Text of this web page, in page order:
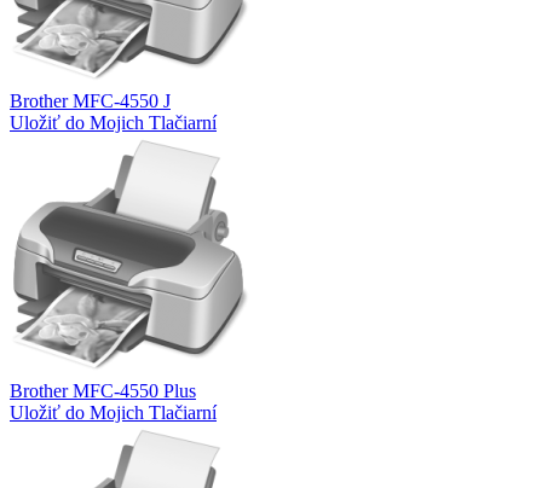
Brother MFC-4550 J
Uložiť do Mojich Tlačiarní
Brother MFC-4550 Plus
Uložiť do Mojich Tlačiarní